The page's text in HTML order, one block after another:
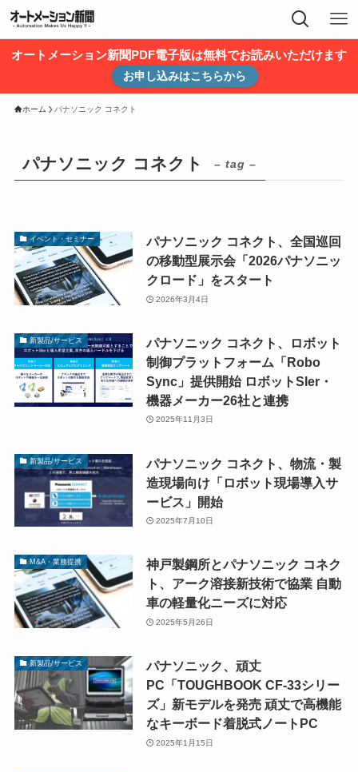
オートメーション新聞PDF電子版は無料でお読みいただけます
お申し込みはこちらから
ホーム パナソニック コネクト
パナソニック コネクト – tag –
イベント・セミナー
パナソニック コネクト、全国巡回
の移動型展示会「2026パナソニッ
クロード」をスタート
2026年3月4日
新製品/サービス
パナソニック コネクト、ロボット
制御プラットフォーム「Robo
Sync」提供開始 ロボットSIer・
機器メーカー26社と連携
2025年11月3日
新製品/サービス
パナソニック コネクト、物流・製
造現場向け「ロボット現場導入サ
ービス」開始
2025年7月10日
M&A・業務提携
神戸製鋼所とパナソニック コネク
ト、アーク溶接新技術で協業 自動
車の軽量化ニーズに対応
2025年5月26日
新製品/サービス
パナソニック、頑丈
PC「TOUGHBOOK CF-33シリー
ズ」新モデルを発売 頑丈で高機能
なキーボード着脱式ノートPC
2025年1月15日